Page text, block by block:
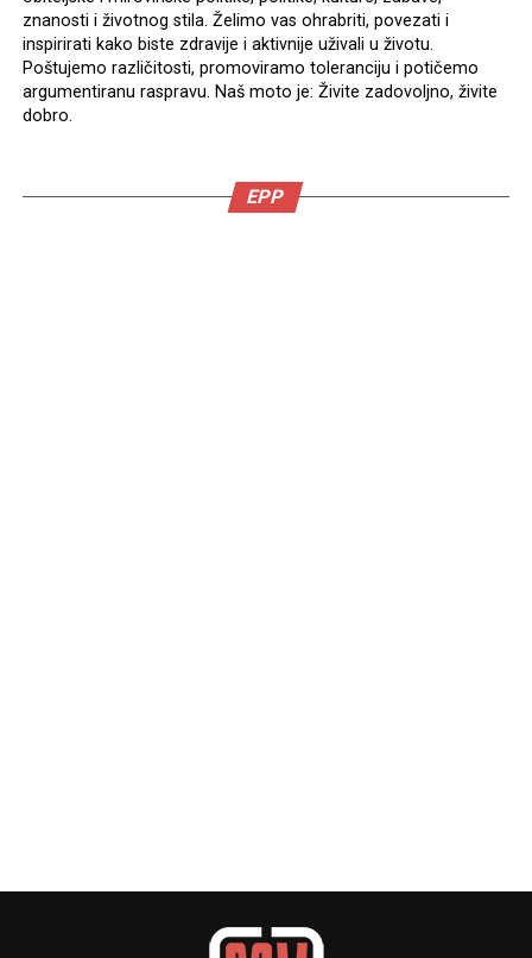
znanosti i životnog stila. Želimo vas ohrabriti, povezati i
inspirirati kako biste zdravije i aktivnije uživali u životu.
Poštujemo različitosti, promoviramo toleranciju i potičemo
argumentiranu raspravu. Naš moto je: Živite zadovoljno, živite
dobro.
EPP